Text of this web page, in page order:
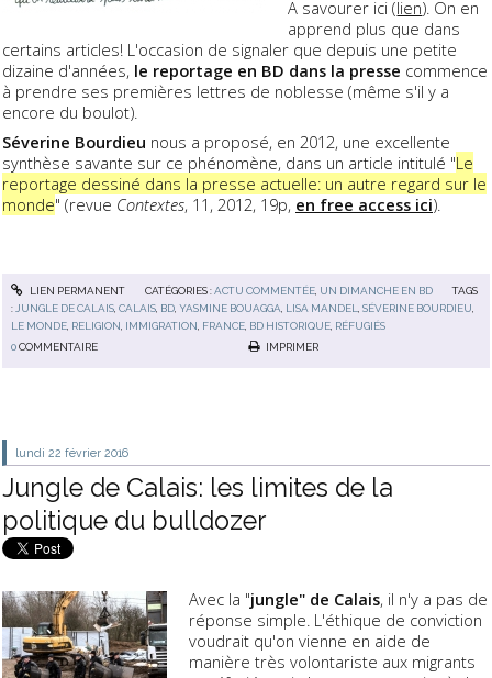
A savourer ici (lien). On en
apprend plus que dans
certains articles! L'occasion de signaler que depuis une petite
dizaine d'années, le reportage en BD dans la presse commence
à prendre ses premières lettres de noblesse (même s'il y a
encore du boulot).
Séverine Bourdieu nous a proposé, en 2012, une excellente
synthèse savante sur ce phénomène, dans un article intitulé "Le
reportage dessiné dans la presse actuelle: un autre regard sur le
monde" (revue Contextes, 11, 2012, 19p, en free access ici).
LIEN PERMANENT CATÉGORIES :ACTU COMMENTÉE, UN DIMANCHE EN BD
TAGS
:JUNGLE DE CALAIS,CALAIS, BD,YASMINE BOUAGGA, LISA MANDEL,SÉVERINE BOURDIEU,
LE MONDE, RELIGION, IMMIGRATION, FRANCE, BD HISTORIQUE, RÉFUGIÉS
0COMMENTAIRE IMPRIMER
lundi 22 février 2016
Jungle de Calais: les limites de la
politique du bulldozer
Avec la "jungle" de Calais, il n'y a pas de
réponse simple. L'éthique de conviction
voudrait qu'on vienne en aide de
manière très volontariste aux migrants